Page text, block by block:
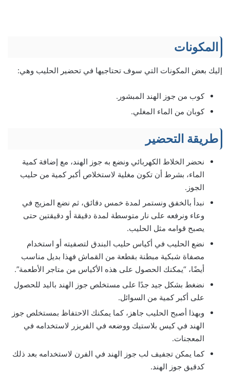
المكونات
إليك بعض المكونات التي سوف تحتاجيها في تحضير الحليب وهي:
كوب من جوز الهند المبشور.
كوبان من الماء المغلي.
طريقة التحضير
نحضر الخلاط الكهربائي ونضع به جوز الهند، مع إضافة كمية
الماء، بشرط أن تكون مغلية لاستخلاص أكبر كمية من حليب
الجوز.
نبدأ بالخفق ونستمر لمدة خمس دقائق، ثم نضع المزيج في
وعاء ونرفعه على نار متوسطة لمدة دقيقة أو دقيقتين حتى
يصبح قوامه مثل الحليب.
نضع الحليب في أكياس حليب البندق لتصفيته أو استخدام
مصفاة شبكية مبطنة بقطعة من القماش فهذا بديل مناسب
أيضًا، “يمكنك الحصول على هذه الأكياس من متاجر الأطعمة”.
نضغط بشكل جيد جدًا على مستخلص جوز الهند باليد للحصول
على أكبر كمية من السوائل.
وبهذا أصبح الحليب جاهز، كما يمكنك الاحتفاظ بمستخلص جوز
الهند في كيس بلاستيك ووضعه في الفريزر لاستخدامه في
المعجنات.
كما يمكن تجفيف لب جوز الهند في الفرن لاستخدامه بعد ذلك
كدقيق جوز الهند.